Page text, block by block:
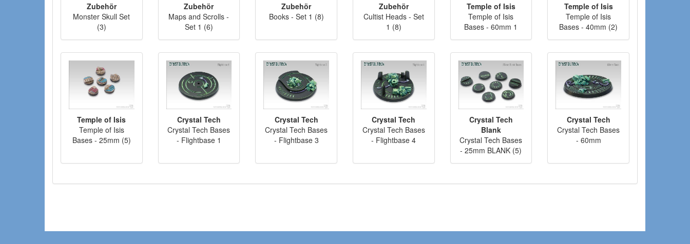
Zubehör
Monster Skull Set
(3)
Zubehör
Maps and Scrolls -
Set 1 (6)
Zubehör
Books - Set 1 (8)
Zubehör
Cultist Heads - Set
1 (8)
Temple of Isis
Temple of Isis
Bases - 60mm 1
Temple of Isis
Temple of Isis
Bases - 40mm (2)
Temple of Isis
Temple of Isis
Bases - 25mm (5)
Crystal Tech
Crystal Tech Bases
- Flightbase 1
Crystal Tech
Crystal Tech Bases
- Flightbase 3
Crystal Tech
Crystal Tech Bases
- Flightbase 4
Crystal Tech
Blank
Crystal Tech Bases
- 25mm BLANK (5)
Crystal Tech
Crystal Tech Bases
- 60mm